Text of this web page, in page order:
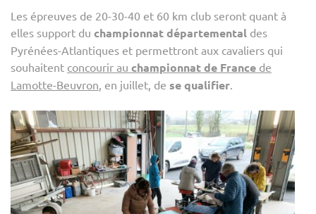
Les épreuves de 20-30-40 et 60 km club seront quant à
elles support du championnat départemental des
Pyrénées-Atlantiques et permettront aux cavaliers qui
souhaitent concourir au championnat de France de
Lamotte-Beuvron , en juillet, de se qualifier